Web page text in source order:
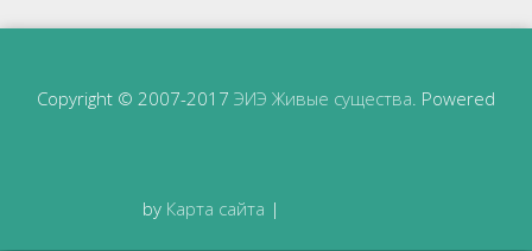
Copyright © 2007-2017 ЭИЭ Живые существа . Powered
by Карта сайта |